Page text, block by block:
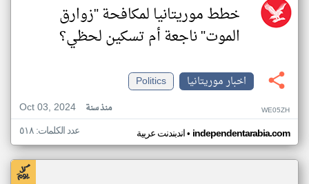
خطط موريتانيا لمكافحة "زوارق
الموت" ناجعة أم تسكين لحظي؟
اخبار موريتانيا
Politics
Oct 03, 2024
منذ سنة WE05ZH
اندبندنت عربية• independentarabia.com عدد الكلمات: ٥١٨